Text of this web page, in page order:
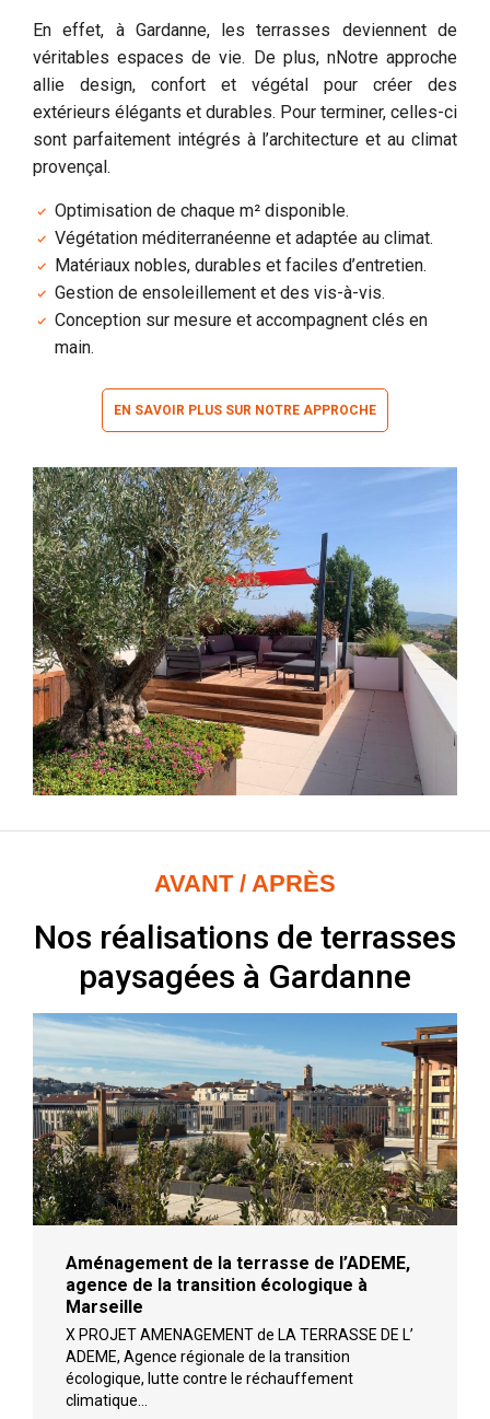
En effet, à Gardanne, les terrasses deviennent de
véritables espaces de vie. De plus, nNotre approche
allie design, confort et végétal pour créer des
extérieurs élégants et durables. Pour terminer, celles-ci
sont parfaitement intégrés à l’architecture et au climat
provençal.
Optimisation de chaque m² disponible.
Végétation méditerranéenne et adaptée au climat.
Matériaux nobles, durables et faciles d’entretien.
Gestion de ensoleillement et des vis-à-vis.
Conception sur mesure et accompagnent clés en
main.
EN SAVOIR PLUS SUR NOTRE APPROCHE
AVANT / APRÈS
Nos réalisations de terrasses
paysagées à Gardanne
Aménagement de la terrasse de l’ADEME,
agence de la transition écologique à
Marseille
X PROJET AMENAGEMENT de LA TERRASSE DE L’
ADEME, Agence régionale de la transition
écologique, lutte contre le réchauffement
climatique…